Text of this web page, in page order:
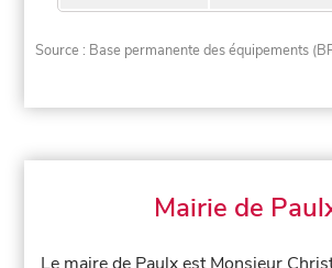
Source : Base permanente des équipements
Mairie de